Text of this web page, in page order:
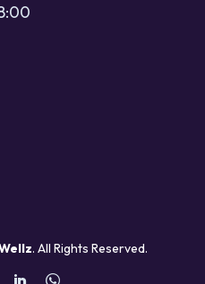
. All Rights Reserved.